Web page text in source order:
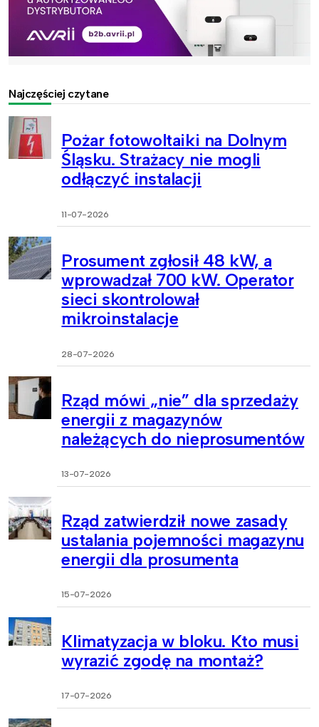
Najczęściej czytane
Pożar fotowoltaiki na Dolnym
Śląsku. Strażacy nie mogli
odłączyć instalacji
11-07-2026
Prosument zgłosił 48 kW, a
wprowadzał 700 kW. Operator
sieci skontrolował
mikroinstalacje
28-07-2026
Rząd mówi „nie” dla sprzedaży
energii z magazynów
należących do nieprosumentów
13-07-2026
Rząd zatwierdził nowe zasady
ustalania pojemności magazynu
energii dla prosumenta
15-07-2026
Klimatyzacja w bloku. Kto musi
wyrazić zgodę na montaż?
17-07-2026